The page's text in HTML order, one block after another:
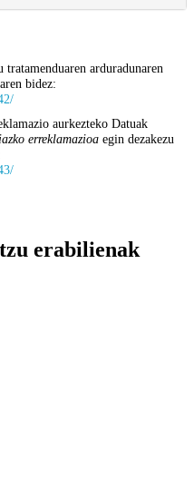
arduradunaren
bidez:
aurkezteko Datuak
erreklamazioa egin dezakezu
erabilienak